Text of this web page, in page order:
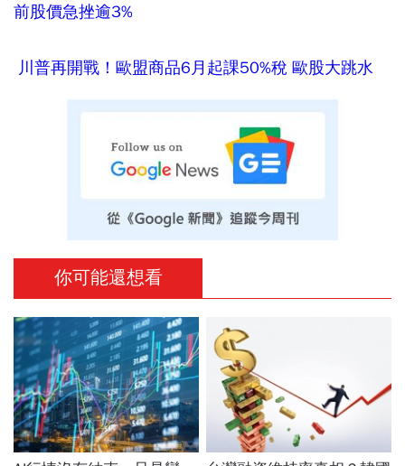
前股價急挫逾3%
川普再開戰！歐盟商品6月起課50%稅 歐股大跳水
你可能還想看